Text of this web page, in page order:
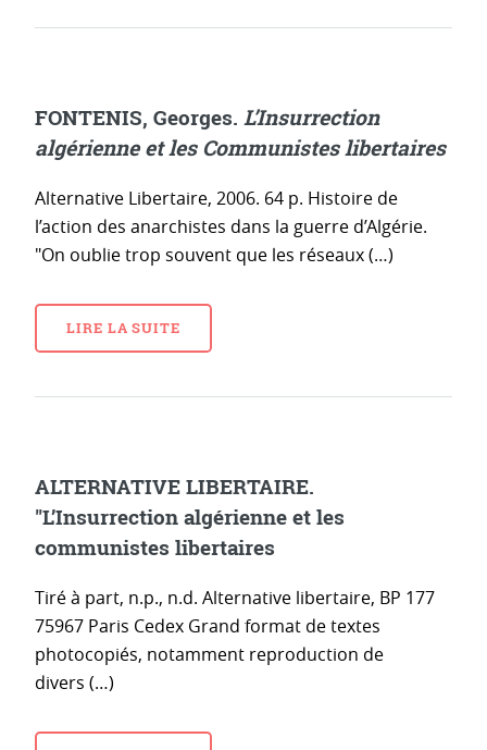
FONTENIS, Georges. L’Insurrection
algérienne et les Communistes libertaires
Alternative Libertaire, 2006. 64 p. Histoire de
l’action des anarchistes dans la guerre d’Algérie.
"On oublie trop souvent que les réseaux (…)
LIRE LA SUITE
ALTERNATIVE LIBERTAIRE.
"L’Insurrection algérienne et les
communistes libertaires
Tiré à part, n.p., n.d. Alternative libertaire, BP 177
75967 Paris Cedex Grand format de textes
photocopiés, notamment reproduction de
divers (…)